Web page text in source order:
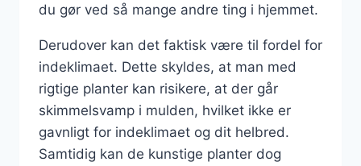
du gør ved så mange andre ting i hjemmet.
Derudover kan det faktisk være til fordel for
indeklimaet. Dette skyldes, at man med
rigtige planter kan risikere, at der går
skimmelsvamp i mulden, hvilket ikke er
gavnligt for indeklimaet og dit helbred.
Samtidig kan de kunstige planter dog